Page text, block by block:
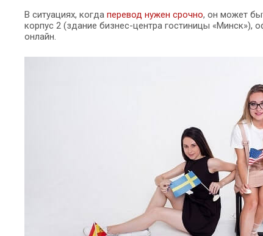
В ситуациях, когда перевод нужен срочно, он может
корпус 2 (здание бизнес-центра гостиницы «Минск»),
онлайн.